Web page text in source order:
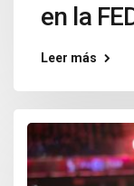
en la
Leer más